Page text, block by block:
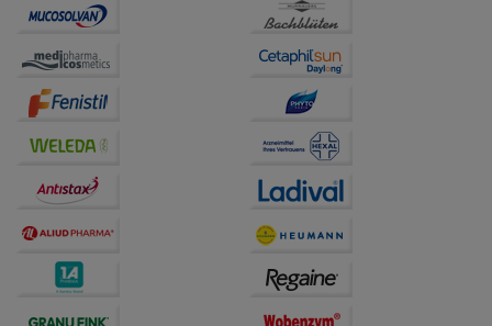
Besuchers oder unsere Seite an bevorzugte
Verhaltensweisen (z.B. Spracheinstellung)
anzupassen. Komfort-Cookies ermöglichen es uns
auch auf Ihre Bedürfnisse zugeschrittene Inhalte
anzuzeigen und unser Partnerprogramm zu
betreiben.
Statistik & Tracking:
Hierüber lassen sich
Informationen über die Art und Weise der Nutzung
unserer Website sammeln, mit deren Hilfe wir unsere
auf unserer Website aber auch die Werbung auf
Drittseiten möglichst relevant für Sie zu gestalten.
Bitte beachten Sie, dass Daten hierfür teilweise an
Dritte wie z.B. Google oder soziale Medien